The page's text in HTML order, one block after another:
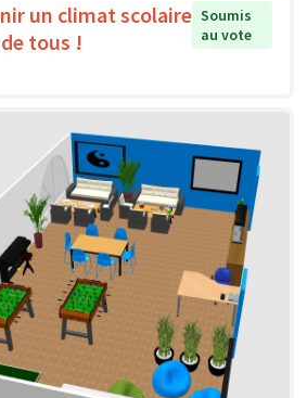
un climat scolaire
tous !
Soumis
au vote